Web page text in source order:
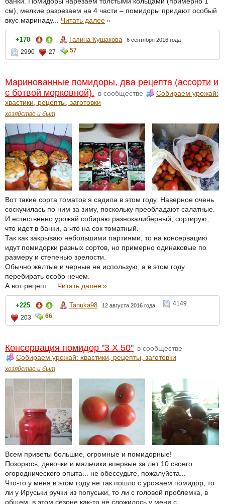
см), мелкие разрезаем на 4 части – помидоры придают особый
вкус маринаду... Читать далее»
+170 Галина Кушакова 6 сентября 2016 года
2990 27 57
Маринованные помидоры, два рецепта (ассорти и
с ботвой морковной). в сообществе
Собираем урожай:
хвастики, рецепты, заготовки
хозяйство и быт
Вот такие сорта томатов я садила в этом году. Наверное очень
соскучилась по ним за зиму, поскольку преобладают салатные.
И естественно урожай собираю разнокалиберный, сортирую,
что идет в банки, а что на сок томатный.
Так как закрываю небольшими партиями, то на консервацию
идут помидорки разных сортов, но примерно одинаковые по
размеру и степенью зрелости.
Обычно желтые и черные не использую, а в этом году
перебирать особо нечем.
А вот рецепт:... Читать далее»
+225 Tanuka98 12 августа 2016 года
4149
203
66
Консервация помидор "3 Х 50" в сообществе
Собираем урожай: хвастики, рецепты, заготовки
хозяйство и быт
Всем приветы большие, огромные и помидорные!
Позорюсь, девочки и мальчики впервые за лет 10 своего
огороднического опыта... не обессудьте, пожалуйста...
Что-то у меня в этом году не так пошло с урожаем помидор, то
ли у Ируськи ручки из попуськи, то ли с головой проблемка, в
общем, в этом сезоне как-то не сложилось у меня с